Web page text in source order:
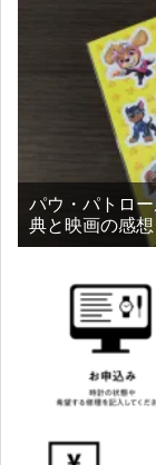
パウ・パトロ
典と映画の感想